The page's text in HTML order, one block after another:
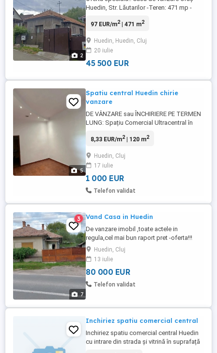
2
Huedin, Str. Lăutarilor -Teren: 471 mp -
bucătărie, baie și cămară -Bucătărie de
grădină -Casă renovată (2015), intabulată
-Încălzire: centrală pe lemne + calorifere -
Utilități: apă, curent, ...
97 EUR/m2| 471 m2
Huedin, Huedin, Cluj
20 iulie
45 500 EUR
5
Spatiu central Huedin chirie
vanzare
DE VÂNZARE sau ÎNCHIRIERE PE TERMEN
LUNG: Spațiu Comercial Ultracentral în
pentru a-ți dezvolta afacerea în județul
excepțional, situat în zona ultracentrală
din Huedin, pe Strada Republicii, perfect
pentru o gamă largă ...
8,33 EUR/m2| 120 m2
Huedin, Cluj
17 iulie
1 000 EUR
Telefon validat
7
3 Vand Casa in Huedin
De vanzare imobil ,toate actele in
regula,cel mai bun raport pret -oferta!!!
Casa este situata in Huedin , str, Fildului cu
suprafata utila de 100mp. Este construita
din caramida si acoperita cu tigla. este
compusa din 3 camere, bucatarie, camara,
baie, curte cu garaj ,bucatarie de vara
Huedin, Cluj
13 iulie
80 000 EUR
Telefon validat
Inchiriez spatiu comercial central
Inchiriez spatiu comercial central Huedin
cu intrare din strada și vitrină în suprafață